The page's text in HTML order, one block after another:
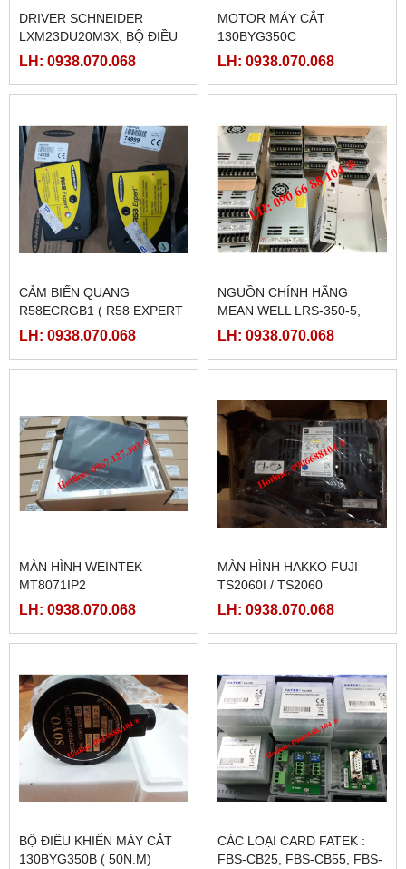
DRIVER SCHNEIDER
LXM23DU20M3X, BỘ ĐIỀU
KHIỂN SERVO
LH: 0938.070.068
MOTOR MÁY CẮT
130BYG350C
LH: 0938.070.068
CẢM BIẾN QUANG
R58ECRGB1 ( R58 EXPERT
BANNER)
LH: 0938.070.068
NGUỒN CHÍNH HÃNG
MEAN WELL LRS-350-5,
LRS-350-12, LRS-350-24,
LH: 0938.070.068
MÀN HÌNH WEINTEK
MT8071IP2
LH: 0938.070.068
MÀN HÌNH HAKKO FUJI
TS2060I / TS2060
LH: 0938.070.068
BỘ ĐIỀU KHIỂN MÁY CẮT
130BYG350B ( 50N.M)
CÁC LOẠI CARD FATEK :
FBS-CB25, FBS-CB55, FBS-